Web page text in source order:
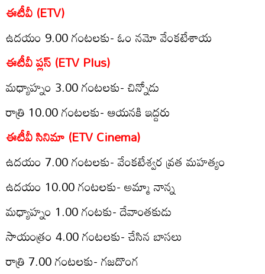
ఈటీవీ (ETV)
ఉద‌యం 9.00 గంట‌లకు- ఓం నమో వేంకటేశాయ
ఈటీవీ ప్ల‌స్‌ (ETV Plus)
మధ్యాహ్నం 3.00 గంటలకు- చిన్నోడు
రాత్రి 10.00 గంట‌లకు- ఆయనకి ఇద్దరు
ఈటీవీ సినిమా (ETV Cinema)
ఉద‌యం 7.00 గంట‌లకు- వేంకటేశ్వర వ్రత మహత్యం
ఉద‌యం 10.00 గంట‌ల‌కు- అమ్మా నాన్న
మ‌ధ్యాహ్నం 1.00 గంటకు- దేవాంతకుడు
సాయంత్రం 4.00 గంట‌లకు- చేసిన బాసలు
రాత్రి 7.00 గంట‌ల‌కు- గజదొంగ